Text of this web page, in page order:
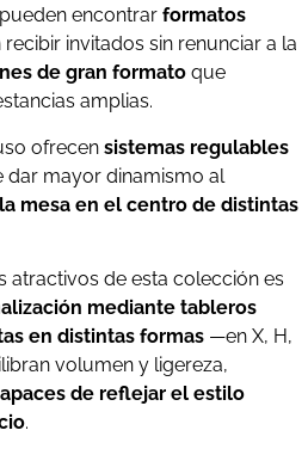
pueden encontrar formatos
invitados sin renunciar a la
de gran formato que
amplias.
ofrecen sistemas regulables
dar mayor dinamismo al
mesa en el centro de distintas
atractivos de esta colección es
mediante tableros
en distintas formas —en X, H,
volumen y ligereza,
de reflejar el estilo
.